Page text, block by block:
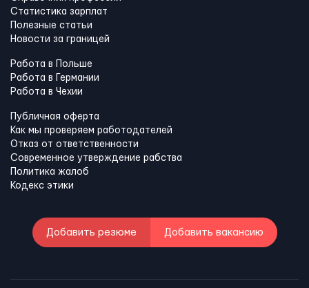
Статистика зарплат
Полезные статьи
Новости за границей
Работа в Польше
Работа в Германии
Работа в Чехии
Публичная оферта
Как мы проверяем работодателей
Отказ от ответственности
Современное утверждение рабства
Политика жалоб
Кодекс этики
Добавить резюме Добавить вакансию